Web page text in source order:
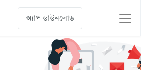
অ্যাপ ডাউনলোড